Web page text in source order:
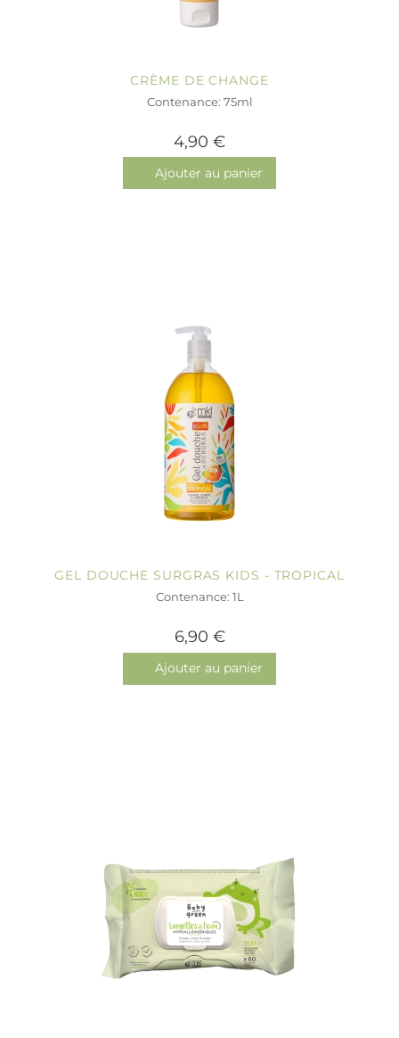
CRÈME DE CHANGE
Contenance: 75ml
4,90 €
Ajouter au panier
GEL DOUCHE SURGRAS KIDS - TROPICAL
Contenance: 1L
6,90 €
Ajouter au panier